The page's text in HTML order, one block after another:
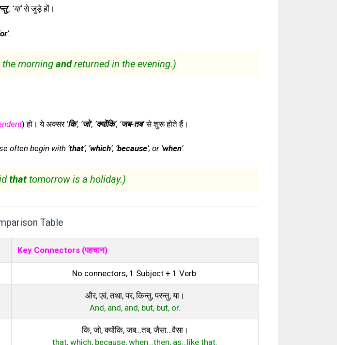
‘, ‘या‘से जुड़े हों।
or‘.
the morning andreturned in the evening.)
) हो। ये अक्सर ‘कि‘, ‘जो‘, ‘क्योंकि‘, ‘जब-तब’से शुरू होते हैं।
often begin with ‘that‘, ‘which‘, ‘because‘, or ‘when‘.
that tomorrow is a holiday.)
Table
Key Connectors (पहचान)
No connectors, 1 Subject + 1 Verb.
और, एवं, तथा, पर, किन्तु, परन्तु, या।
And, and, and, but, but, or.
कि, जो, क्योंकि, जब…तब, जैसा…वैसा।
that, which, because, when…then, as…like that.